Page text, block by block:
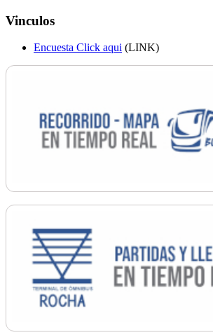
Vinculos
Encuesta Click aqui (LINK)